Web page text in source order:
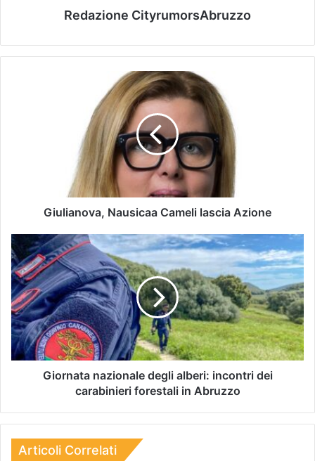
Redazione CityrumorsAbruzzo
Giulianova, Nausicaa Cameli lascia Azione
Giornata nazionale degli alberi: incontri dei
carabinieri forestali in Abruzzo
Articoli Correlati